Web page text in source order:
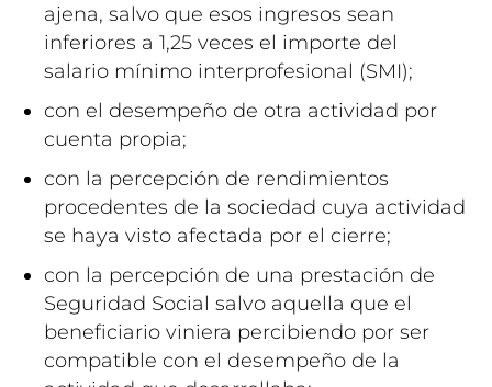
ajena, salvo que esos ingresos sean
inferiores a 1,25 veces el importe del
salario mínimo interprofesional (SMI);
con el desempeño de otra actividad por
cuenta propia;
con la percepción de rendimientos
procedentes de la sociedad cuya actividad
se haya visto afectada por el cierre;
con la percepción de una prestación de
Seguridad Social salvo aquella que el
beneficiario viniera percibiendo por ser
compatible con el desempeño de la